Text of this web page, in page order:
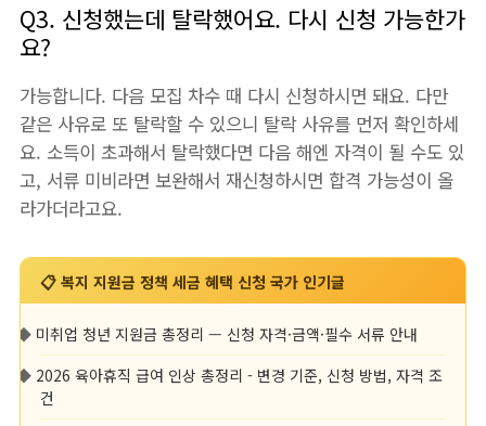
Q3. 신청했는데 탈락했어요. 다시 신청 가능한가
요?
가능합니다. 다음 모집 차수 때 다시 신청하시면 돼요. 다만
같은 사유로 또 탈락할 수 있으니 탈락 사유를 먼저 확인하세
요. 소득이 초과해서 탈락했다면 다음 해엔 자격이 될 수도 있
고, 서류 미비라면 보완해서 재신청하시면 합격 가능성이 올
라가더라고요.
📋 복지 지원금 정책 세금 혜택 신청 국가 인기글
◆ 미취업 청년 지원금 총정리 — 신청 자격·금액·필수 서류 안내
◆ 2026 육아휴직 급여 인상 총정리 - 변경 기준, 신청 방법, 자격 조
건